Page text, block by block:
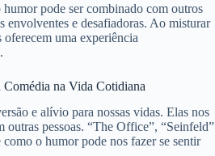
humor pode ser combinado com outros
envolventes e desafiadoras. Ao misturar
oferecem uma experiência
na Vida Cotidiana
e alívio para nossas vidas. Elas nos
outras pessoas. “The Office”, “Seinfeld”
como o humor pode nos fazer se sentir